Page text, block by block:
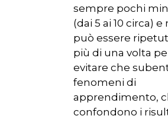
sempre pochi
(dai 5 ai 10 circa) e
può essere
più di una volta
evitare che
fenomeni di
apprendimento,
confondono i